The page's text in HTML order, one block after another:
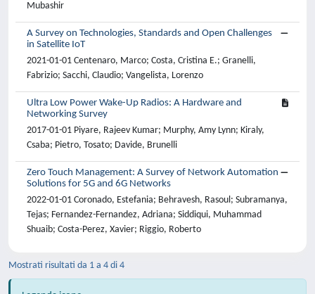
Mubashir
A Survey on Technologies, Standards and Open Challenges
in Satellite IoT
2021-01-01 Centenaro, Marco; Costa, Cristina E.; Granelli,
Fabrizio; Sacchi, Claudio; Vangelista, Lorenzo
Ultra Low Power Wake-Up Radios: A Hardware and
Networking Survey
2017-01-01 Piyare, Rajeev Kumar; Murphy, Amy Lynn; Kiraly,
Csaba; Pietro, Tosato; Davide, Brunelli
Zero Touch Management: A Survey of Network Automation
Solutions for 5G and 6G Networks
2022-01-01 Coronado, Estefania; Behravesh, Rasoul; Subramanya,
Tejas; Fernandez-Fernandez, Adriana; Siddiqui, Muhammad
Shuaib; Costa-Perez, Xavier; Riggio, Roberto
Mostrati risultati da 1 a 4 di 4